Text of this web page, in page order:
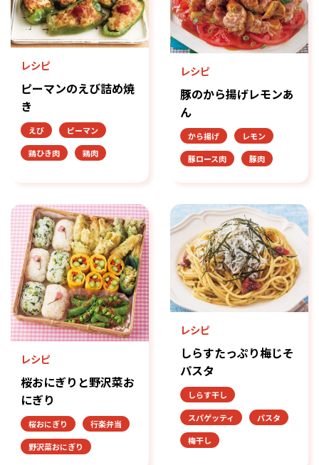
レシピ
ピーマンのえび詰め焼
き
えび
ピーマン
鶏ひき肉
鶏肉
レシピ
豚のから揚げレモンあ
ん
から揚げ
レモン
豚ロース肉
豚肉
レシピ
桜おにぎりと野沢菜お
にぎり
桜おにぎり
行楽弁当
野沢菜おにぎり
レシピ
しらすたっぷり梅じそ
パスタ
しらす干し
スパゲッティ
パスタ
梅干し